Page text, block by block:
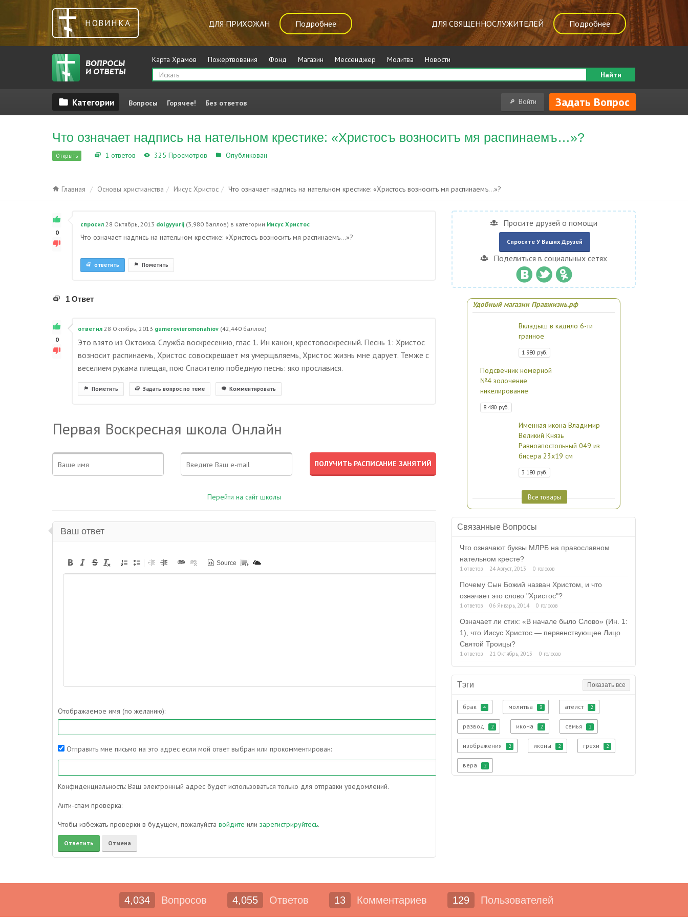
НОВИНКА ДЛЯ ПРИХОЖАН Подробнее ДЛЯ СВЯЩЕННОСЛУЖИТЕЛЕЙ Подробнее
Карта Храмов Пожертвования Фонд Магазин Мессенджер Молитва
Новости
Найти
Вопросы Горячее! Без ответов Войти Задать Вопрос
Что означает надпись на нательном крестике: «Христосъ возноситъ мя распинаемъ…»?
Открыть 1 ответов 325 Просмотров Опубликован
Главная Основы христианства Иисус Христос Что означает надпись на нательном крестике: «Христосъ возноситъ мя распинаемъ…»?
0
спросил 28 Октябрь, 2013 dolgyyurij (3,980 баллов) в категории Иисус Христос
Что означает надпись на нательном крестике: «Христосъ возноситъ мя распинаемъ…»?
Пометить
ответить
1 Ответ
0
ответил 28 Октябрь, 2013 gumerovieromonahiov (42,440 баллов)
Это взято из Октоиха. Служба воскресению, глас 1. Ин канон, крестовоскресный. Песнь 1: Христос
возносит распинаемь, Христос совоскрешает мя умерщвляемь, Христос жизнь мне дарует. Темже с
веселием рукама плещая, пою Спасителю победную песнь: яко прославися.
Пометить Задать вопрос по теме Комментировать
Первая Воскресная школа Онлайн
Перейти на сайт школы
Ваш ответ
Source
Отображаемое имя (по желанию):
Отправить мне письмо на это адрес если мой ответ выбран или прокомментирован:
Конфиденциальность: Ваш электронный адрес будет использоваться только для отправки уведомлений.
Анти-спам проверка:
Чтобы избежать проверки в будущем, пожалуйста войдите или зарегистрируйтесь.
Просите друзей о помощи
Спросите У Ваших Друзей
Поделиться в социальных сетях
Удобный магазин Правжизнь.рф
Вкладыш в кадило 6-ти
гранное
1 980 руб.
Подсвечник номерной
№4 золочение
никелирование
8 480 руб.
Именная икона Владимир
Великий Князь
Равноапостольный 049 из
бисера 23х19 см
3 180 руб.
Все товары
Связанные Вопросы
Что означают буквы МЛРБ на православном
нательном кресте?
1 ответов 24 Август, 2013 0 голосов
Почему Сын Божий назван Христом, и что
означает это слово "Христос"?
1 ответов 06 Январь, 2014 0 голосов
Означает ли стих: «В начале было Слово» (Ин. 1:
1), что Иисус Христос — первенствующее Лицо
Святой Троицы?
1 ответов 21 Октябрь, 2013 0 голосов
Тэги Показать все
брак 4 молитва 3 атеист 2
развод 2 икона 2 семья 2
изображения 2 иконы 2 грехи 2
вера 2
4,034 Вопросов 4,055 Ответов 13 Комментариев 129 Пользователей